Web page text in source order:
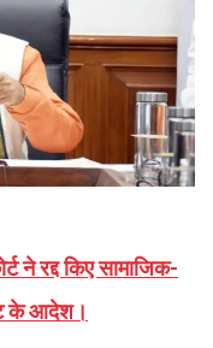
ने रद्द किए सामाजिक-
के आदेश।